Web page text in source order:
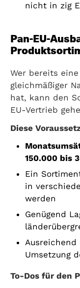
nicht in zig
Pan-EU-
Wer bereits
gleichmäßiger
hat, kann den
EU-Vertrieb
Diese
150.000 bis
Ein
in
werden
Genügend
Ausreichend
Umsetzung
To-Dos für den